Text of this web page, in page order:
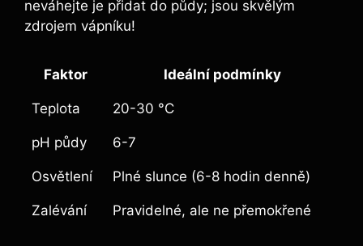
neváhejte je přidat do půdy; jsou skvělým
zdrojem vápníku!
Faktor Ideální podmínky
Teplota 20-30 °C
pH půdy 6-7
Osvětlení Plné slunce (6-8 hodin denně)
Zalévání Pravidelné, ale ne přemokřené